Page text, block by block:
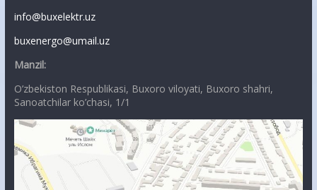
info@buxelektr.uz
buxenergo@umail.uz
Manzil:
O’zbekiston Respublikasi, Buxoro viloyati, Buxoro shahri,
Sanoatchilar ko’chasi, 1/1